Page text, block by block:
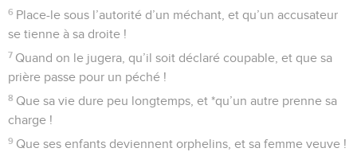
6 Place-le sous l’autorité d’un méchant, et qu’un accusateur
se tienne à sa droite !
7 Quand on le jugera, qu’il soit déclaré coupable, et que sa
prière passe pour un péché !
8 Que sa vie dure peu longtemps, et *qu’un autre prenne sa
charge !
9 Que ses enfants deviennent orphelins, et sa femme veuve !